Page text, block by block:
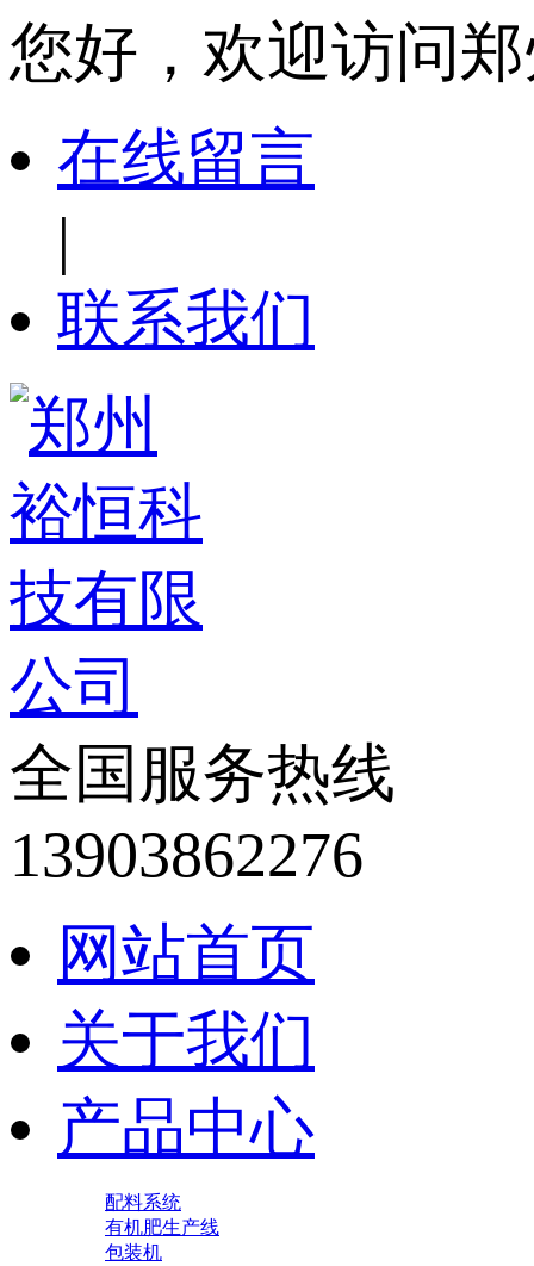
您好，欢迎访问
在线留言
|
联系我们
全国服务热线
13903862276
网站首页
关于我们
产品中心
配料系统
有机肥生产线
包装机